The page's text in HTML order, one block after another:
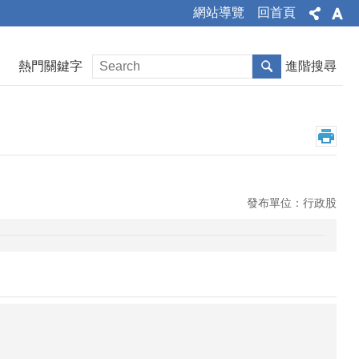
網站導覽 回首頁
熱門關鍵字 進階搜尋
發布單位：行政股